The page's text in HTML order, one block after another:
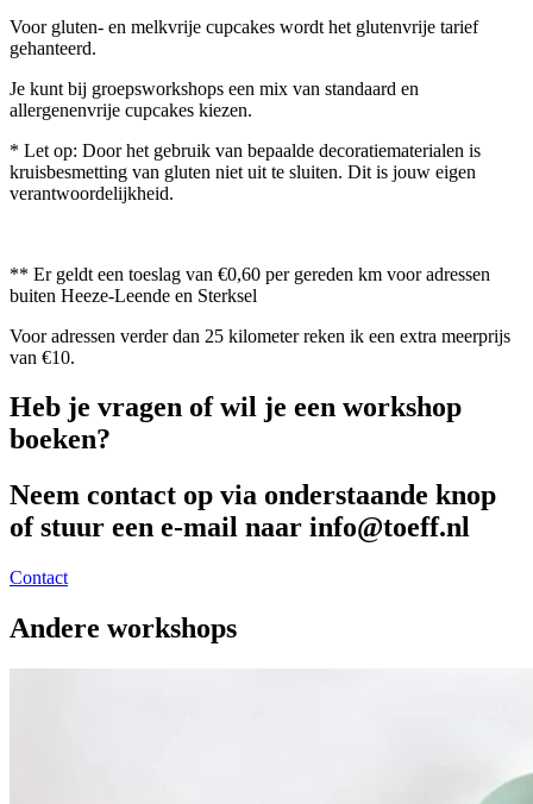
Voor gluten- en melkvrije cupcakes wordt het glutenvrije tarief
gehanteerd.
Je kunt bij groepsworkshops een mix van standaard en
allergenenvrije cupcakes kiezen.
* Let op: Door het gebruik van bepaalde decoratiematerialen is
kruisbesmetting van gluten niet uit te sluiten. Dit is jouw eigen
verantwoordelijkheid.
** Er geldt een toeslag van €0,60 per gereden km voor adressen
buiten Heeze-Leende en Sterksel
Voor adressen verder dan 25 kilometer reken ik een extra meerprijs
van €10.
Heb je vragen of wil je een workshop
boeken?
Neem contact op via onderstaande knop
of stuur een e-mail naar info@toeff.nl
Contact
Andere workshops